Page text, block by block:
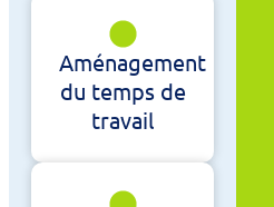
Aménagement
du temps de
travail